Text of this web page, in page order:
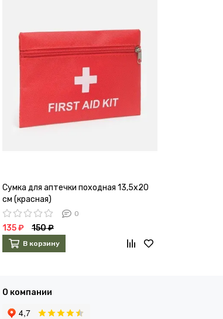
Сумка для аптечки походная 13,5х20
см (красная)
0
135 ₽ 150 ₽
В корзину
О компании